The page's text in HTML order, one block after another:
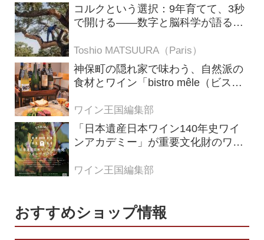
コルクという選択：9年育てて、3秒
で開ける——数字と脳科学が語る栓
Toshio MATSUURA（Paris）
神保町の隠れ家で味わう、自然派の
食材とワイン「bistro mêle（ビスト
ワイン王国編集部
「日本遺産日本ワイン140年史ワイ
ンアカデミー」が重要文化財のワイ
（2026年6月28日応募締め切り）
ワイン王国編集部
おすすめショップ情報